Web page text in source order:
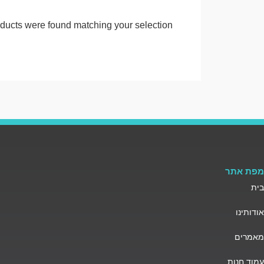
were found matching your selection.
מפת אתר
בית
אודותינו
מאמרים
עמוד חנות